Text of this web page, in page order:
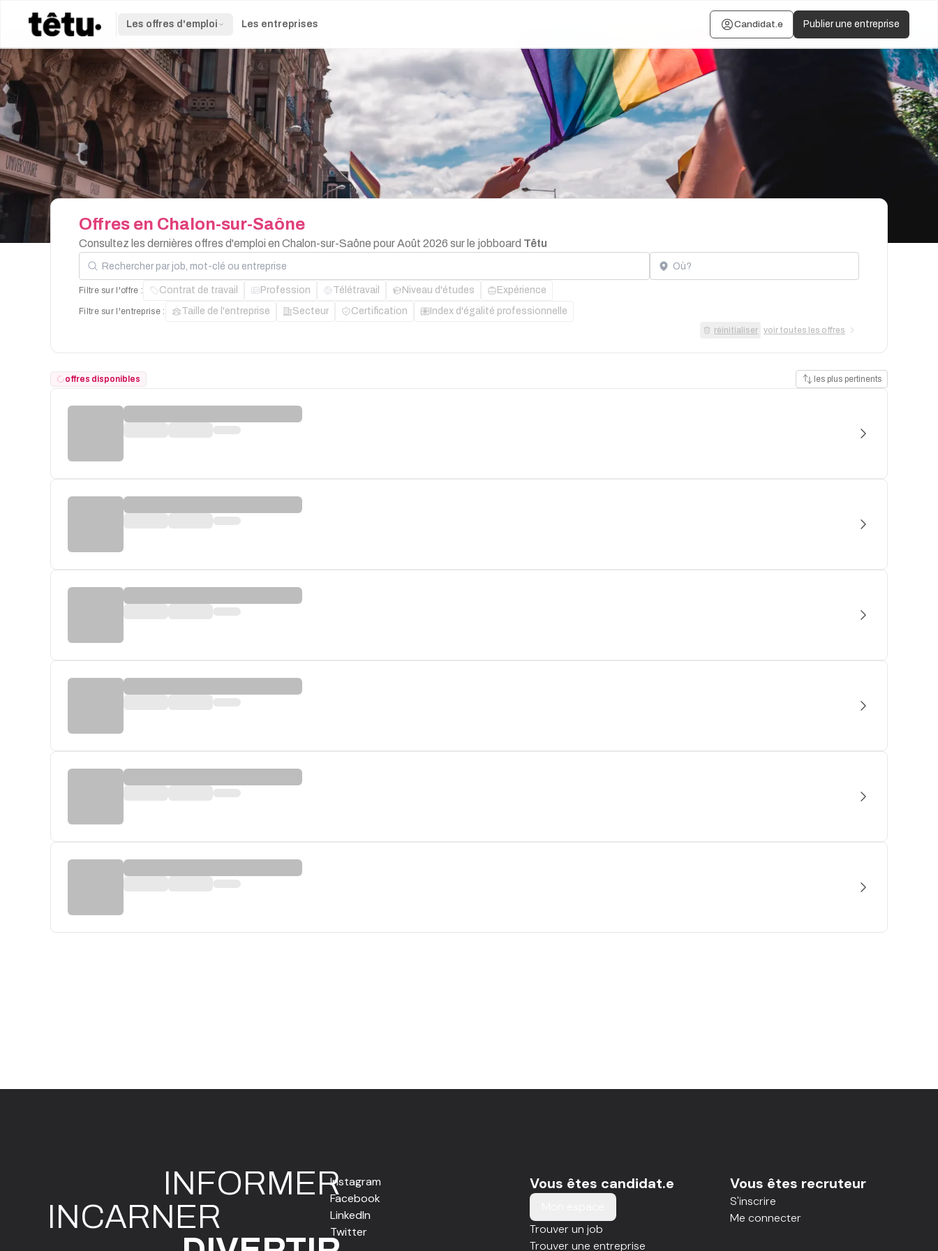
Les offres d'emploi Les entreprises Candidat.e Publier une entreprise
Offres en Chalon-sur-Saône
Consultez les dernières offres d'emploi en Chalon-sur-Saône pour Août 2026 sur le jobboard Têtu
Rechercher par job, mot-clé ou entreprise Localisation
Filtre sur l'offre : Contrat de travail Profession Télétravail Niveau d'études Expérience
Filtre sur l'entreprise : Taille de l'entreprise Secteur Certification Index d'égalité professionnelle
réinitialiser voir toutes les offres
offres disponibles les plus pertinents
INFORMER
INCARNER
Instagram
Facebook
LinkedIn
Twitter
Vous êtes candidat.e
Trouver un job
Trouver une entreprise
Vous êtes recruteur
S'inscrire
Me connecter